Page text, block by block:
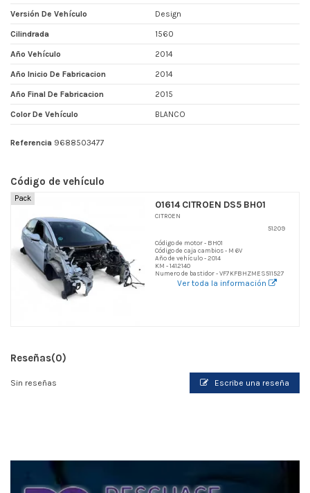
Versión De Vehículo Design
Cilindrada 1560
Año Vehículo 2014
Año Inicio De Fabricacion 2014
Año Final De Fabricacion 2015
Color De Vehículo BLANCO
Referencia 9688503477
Código de vehículo
Pack
01614 CITROEN DS5 BH01
CITROEN
51209
Código de motor - BH01
Código de caja cambios - M 6V
Año de vehículo - 2014
KM - 1412140
Numero de bastidor - VF7KFBHZMES511527
Ver toda la información
Reseñas(0)
Sin reseñas Escribe una reseña